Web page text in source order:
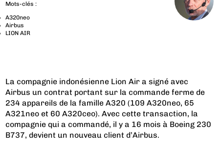
Mots-clés :
A320neo
Airbus
LION AIR
La compagnie indonésienne Lion Air a signé avec
Airbus un contrat portant sur la commande ferme de
234 appareils de la famille A320 (109 A320neo, 65
A321neo et 60 A320ceo). Avec cette transaction, la
compagnie qui a commandé, il y a 16 mois à Boeing 230
B737, devient un nouveau client d’Airbus.